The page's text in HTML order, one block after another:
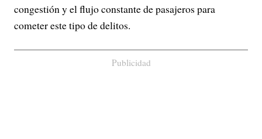
congestión y el flujo constante de pasajeros para
cometer este tipo de delitos.
Publicidad